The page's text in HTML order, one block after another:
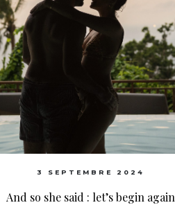
3 SEPTEMBRE 2024
And so she said : let’s begin again